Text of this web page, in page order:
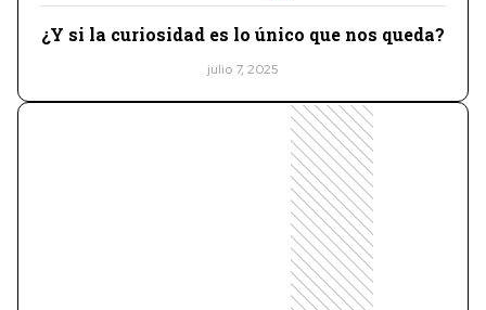
¿Y si la curiosidad es lo único que nos queda?
julio 7, 2025